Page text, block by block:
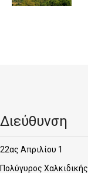
Διεύθυνση
22ας Απριλίου 1
Πολύγυρος Χαλκιδικής